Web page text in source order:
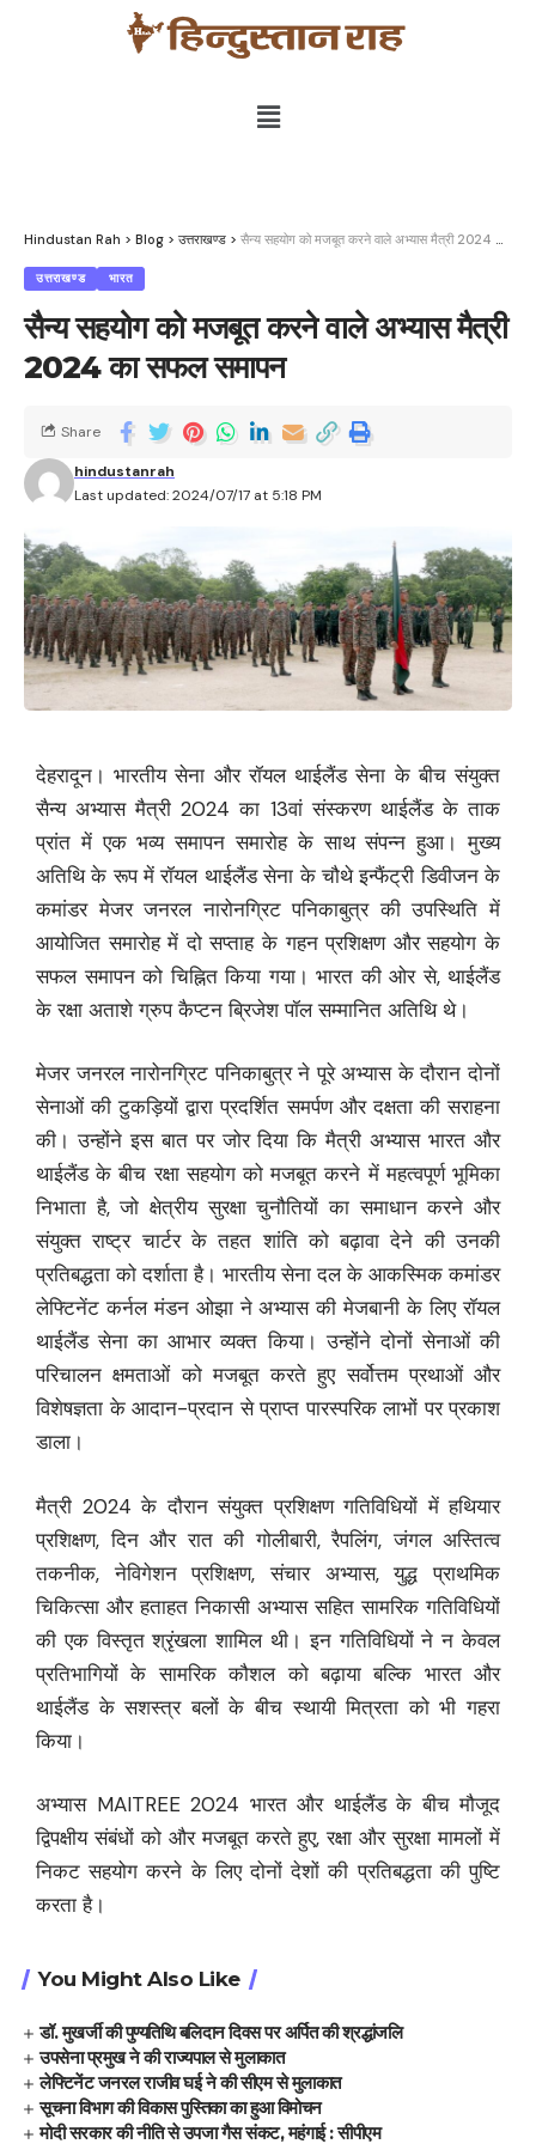
Hindustan Rah > Blog > उत्तराखण्ड > सैन्य सहयोग को मजबूत करने वाले अभ्यास मैत्री 2024 का सफल समापन
उत्तराखण्ड भारत
सैन्य सहयोग को मजबूत करने वाले अभ्यास मैत्री
2024 का सफल समापन
Last updated: 2024/07/17 at 5:18 PM
hindustanrah
Share
देहरादून। भारतीय सेना और रॉयल थाईलैंड सेना के बीच संयुक्त
सैन्य अभ्यास मैत्री 2024 का 13वां संस्करण थाईलैंड के ताक
प्रांत में एक भव्य समापन समारोह के साथ संपन्न हुआ। मुख्य
अतिथि के रूप में रॉयल थाईलैंड सेना के चौथे इन्फैंट्री डिवीजन के
कमांडर मेजर जनरल नारोनग्रिट पनिकाबुत्र की उपस्थिति में
आयोजित समारोह में दो सप्ताह के गहन प्रशिक्षण और सहयोग के
सफल समापन को चिह्नित किया गया। भारत की ओर से, थाईलैंड
के रक्षा अताशे ग्रुप कैप्टन ब्रिजेश पॉल सम्मानित अतिथि थे।
मेजर जनरल नारोनग्रिट पनिकाबुत्र ने पूरे अभ्यास के दौरान दोनों
सेनाओं की टुकड़ियों द्वारा प्रदर्शित समर्पण और दक्षता की सराहना
की। उन्होंने इस बात पर जोर दिया कि मैत्री अभ्यास भारत और
थाईलैंड के बीच रक्षा सहयोग को मजबूत करने में महत्वपूर्ण भूमिका
निभाता है, जो क्षेत्रीय सुरक्षा चुनौतियों का समाधान करने और
संयुक्त राष्ट्र चार्टर के तहत शांति को बढ़ावा देने की उनकी
प्रतिबद्धता को दर्शाता है। भारतीय सेना दल के आकस्मिक कमांडर
लेफ्टिनेंट कर्नल मंडन ओझा ने अभ्यास की मेजबानी के लिए रॉयल
थाईलैंड सेना का आभार व्यक्त किया। उन्होंने दोनों सेनाओं की
परिचालन क्षमताओं को मजबूत करते हुए सर्वोत्तम प्रथाओं और
विशेषज्ञता के आदान-प्रदान से प्राप्त पारस्परिक लाभों पर प्रकाश
डाला।
मैत्री 2024 के दौरान संयुक्त प्रशिक्षण गतिविधियों में हथियार
प्रशिक्षण, दिन और रात की गोलीबारी, रैपलिंग, जंगल अस्तित्व
तकनीक, नेविगेशन प्रशिक्षण, संचार अभ्यास, युद्ध प्राथमिक
चिकित्सा और हताहत निकासी अभ्यास सहित सामरिक गतिविधियों
की एक विस्तृत श्रृंखला शामिल थी। इन गतिविधियों ने न केवल
प्रतिभागियों के सामरिक कौशल को बढ़ाया बल्कि भारत और
थाईलैंड के सशस्त्र बलों के बीच स्थायी मित्रता को भी गहरा
किया।
अभ्यास MAITREE 2024 भारत और थाईलैंड के बीच मौजूद
द्विपक्षीय संबंधों को और मजबूत करते हुए, रक्षा और सुरक्षा मामलों में
निकट सहयोग करने के लिए दोनों देशों की प्रतिबद्धता की पुष्टि
करता है।
You Might Also Like
डॉ. मुखर्जी की पुण्यतिथि बलिदान दिवस पर अर्पित की श्रद्धांजलि
उपसेना प्रमुख ने की राज्यपाल से मुलाकात
लेफ्टिनेंट जनरल राजीव घई ने की सीएम से मुलाकात
सूचना विभाग की विकास पुस्तिका का हुआ विमोचन
मोदी सरकार की नीति से उपजा गैस संकट, महंगाई : सीपीएम